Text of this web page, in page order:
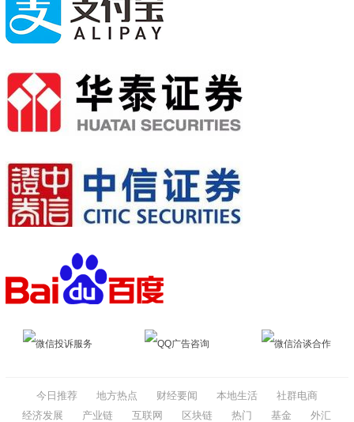
微信投诉服务 QQ广告咨询 微信洽谈合作
今日推荐 地方热点 财经要闻 本地生活
社群电商
经济发展
产业链 互联网 区块链 热门 基金 外汇